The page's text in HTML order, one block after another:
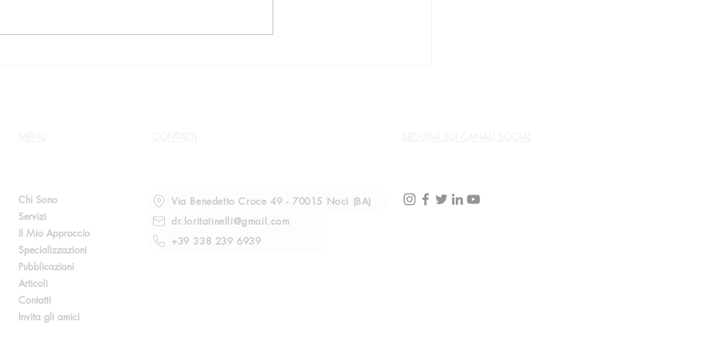
conosciuto, i cui membri non
Chi Sono
Servizi
Il Mio Approccio
Specializzazioni
Pubblicazioni
Articoli
Contatti
Invita gli amici
Via Benedetto Croce 49 - 70015 Noci (BA)
dr.loritatinelli@gmail.com
+39 338 239 6939